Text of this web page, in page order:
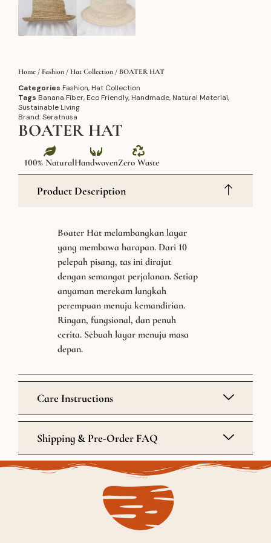
Home / Fashion / Hat Collection / BOATER HAT
Categories Fashion, Hat Collection
Tags Banana Fiber, Eco Friendly, Handmade, Natural Material,
Sustainable Living
Brand:Seratnusa
BOATER HAT
100% NaturalHandwovenZero Waste
Product Description
Boater Hat melambangkan layar
yang membawa harapan. Dari 10
pelepah pisang, tas ini dirajut
dengan semangat perjalanan. Setiap
anyaman merekam langkah
perempuan menuju kemandirian.
Ringan, fungsional, dan penuh
cerita. Sebuah layar menuju masa
depan.
Care Instructions
Shipping & Pre-Order FAQ